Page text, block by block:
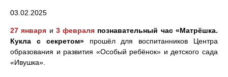
03.02.2025
27 января и 3 февраля познавательный час «Матрёшка.
Кукла с секретом»прошёл для воспитанников Центра
образования и развития «Особый ребёнок» и детского сада
«Ивушка».